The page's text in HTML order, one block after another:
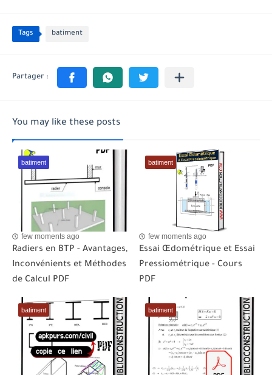
Tags batiment
You may like these posts
batiment
few moments ago
Radiers en BTP - Avantages,
Inconvénients et Méthodes
de Calcul PDF
batiment
few moments ago
Essai Œdométrique et Essai
Pressiométrique - Cours
PDF
batiment batiment